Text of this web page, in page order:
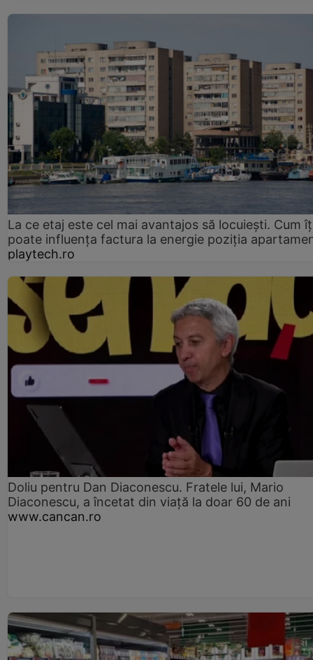
La ce etaj este cel mai avantajos să locuiești. Cum
poate influența factura la energie poziția
playtech.ro
Doliu pentru Dan Diaconescu. Fratele lui, Mario
Diaconescu, a încetat din viață la doar 60 de ani
www.cancan.ro